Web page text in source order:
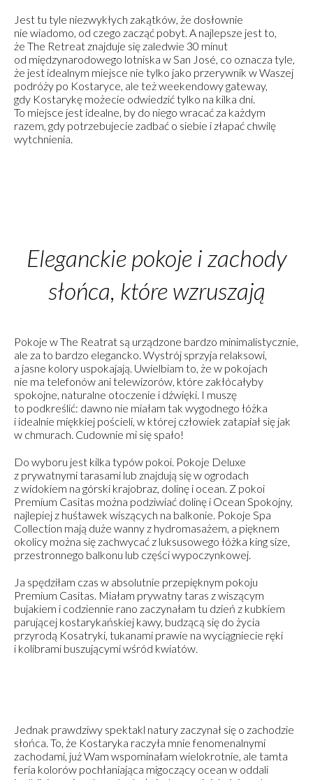
Jest tu tyle niezwykłych zakątków, że dosłownie
nie wiadomo, od czego zacząć pobyt. A najlepsze jest to,
że The Retreat znajduje się zaledwie 30 minut
od międzynarodowego lotniska w San José, co oznacza tyle,
że jest idealnym miejsce nie tylko jako przerywnik w Waszej
podróży po Kostaryce, ale też weekendowy gateway,
gdy Kostarykę możecie odwiedzić tylko na kilka dni.
To miejsce jest idealne, by do niego wracać za każdym
razem, gdy potrzebujecie zadbać o siebie i złapać chwilę
wytchnienia.
Eleganckie pokoje i zachody
słońca, które wzruszają
Pokoje w The Reatrat są urządzone bardzo minimalistycznie,
ale za to bardzo elegancko. Wystrój sprzyja relaksowi,
a jasne kolory uspokajają. Uwielbiam to, że w pokojach
nie ma telefonów ani telewizorów, które zakłócałyby
spokojne, naturalne otoczenie i dźwięki. I muszę
to podkreślić: dawno nie miałam tak wygodnego łóżka
i idealnie miękkiej pościeli, w której człowiek zatapiał się jak
w chmurach. Cudownie mi się spało!
Do wyboru jest kilka typów pokoi. Pokoje Deluxe
z prywatnymi tarasami lub znajdują się w ogrodach
z widokiem na górski krajobraz, dolinę i ocean. Z pokoi
Premium Casitas można podziwiać dolinę i Ocean Spokojny,
najlepiej z huśtawek wiszących na balkonie. Pokoje Spa
Collection mają duże wanny z hydromasażem, a pięknem
okolicy można się zachwycać z luksusowego łóżka king size,
przestronnego balkonu lub części wypoczynkowej.
Ja spędziłam czas w absolutnie przepięknym pokoju
Premium Casitas. Miałam prywatny taras z wiszącym
bujakiem i codziennie rano zaczynałam tu dzień z kubkiem
parującej kostarykańskiej kawy, budzącą się do życia
przyrodą Kosatryki, tukanami prawie na wyciągniecie ręki
i kolibrami buszującymi wśród kwiatów.
Jednak prawdziwy spektakl natury zaczynał się o zachodzie
słońca. To, że Kostaryka raczyła mnie fenomenalnymi
zachodami, już Wam wspominałam wielokrotnie, ale tamta
feria kolorów pochłaniająca migoczący ocean w oddali